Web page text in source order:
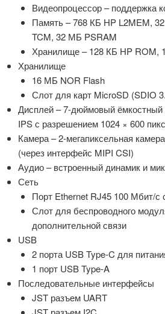
Видеопроцессор – поддержка
Память – 768 КБ HP L2MEM,
TCM, 32 МБ PSRAM
Хранилище – 128 КБ HP ROM,
Хранилище
16 МБ NOR Flash
Слот для карт MicroSD (SDIO
Дисплей – 7-дюймовый ёмкостный
IPS с разрешением 1024 × 600
Камера – 2-мегапиксельная
(через интерфейс MIPI CSI)
Аудио – встроенный динамик и
Сеть
Порт Ethernet RJ45 100 Мбит/с
Слот для беспроводного
дополнительной связи
USB
2 порта USB Type-C для
1 порт USB Type-A
Последовательные интерфейсы
JST разъем UART